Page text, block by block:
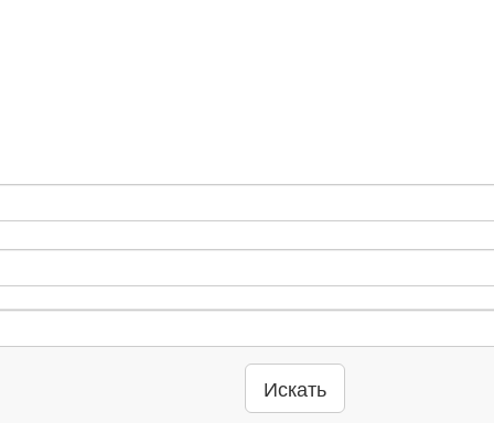
Искать